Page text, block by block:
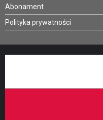
Abonament
Polityka prywatności